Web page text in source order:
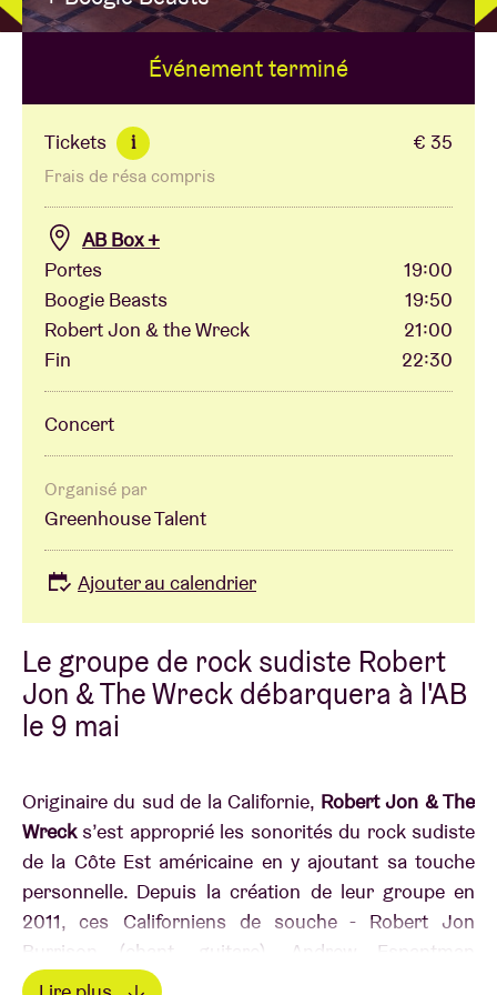
Location de salles
BRDCST
ABtv
Chèque-concert
À propos de l'AB
Contact
Le groupe de rock sudiste Robert
Jon & The Wreck débarquera à l'AB
le 9 mai
Originaire du sud de la Californie, Robert Jon & The
Wrecks’est approprié les sonorités du rock sudiste
de la Côte Est américaine en y ajoutant sa touche
personnelle. Depuis la création de leur groupe en
2011, ces Californiens de souche - Robert Jon
Burrison (chant, guitare), Andrew Espantman
(batterie, chœurs), Henry James Schneekluth
Événement terminé
Tickets i € 35
Frais de résa compris
AB Box +
Portes
19:00
Boogie Beasts
19:50
Robert Jon & the Wreck
21:00
Fin
22:30
Concert
Organisé par
Greenhouse Talent
Ajouter au calendrier